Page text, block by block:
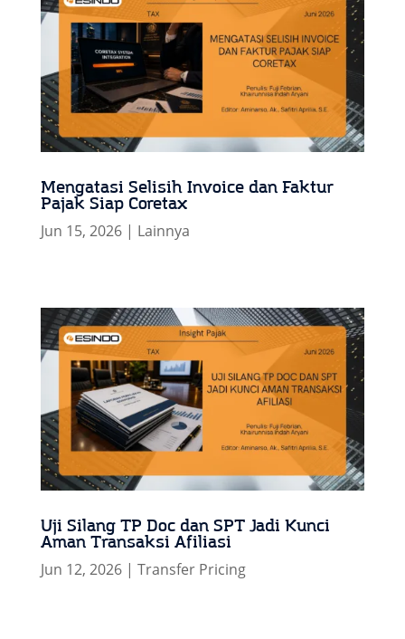
Mengatasi Selisih Invoice dan Faktur
Pajak Siap Coretax
Jun 15, 2026| Lainnya
Uji Silang TP Doc dan SPT Jadi Kunci
Aman Transaksi Afiliasi
Jun 12, 2026| Transfer Pricing